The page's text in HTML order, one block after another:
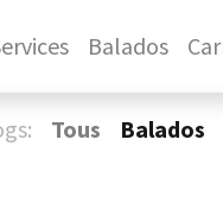
Balados
Tous Balados